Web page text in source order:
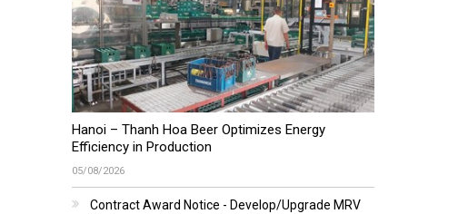
Hanoi – Thanh Hoa Beer Optimizes Energy
Efficiency in Production
05/08/2026
Contract Award Notice - Develop/Upgrade MRV